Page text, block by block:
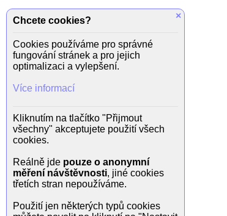
×
Chcete cookies?
Cookies používáme pro správné
fungování stránek a pro jejich
optimalizaci a vylepšení.
Více informací
Kliknutím na tlačítko "Přijmout
všechny" akceptujete použití všech
cookies.
Reálně jde pouze o anonymní
měření návštěvnosti, jiné cookies
třetích stran nepoužíváme.
Použití jen některých typů cookies